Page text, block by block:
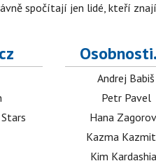
spočítají jen lidé, kteří
Andrej Babiš
Petr Pavel
Hana
Kazma
Kim